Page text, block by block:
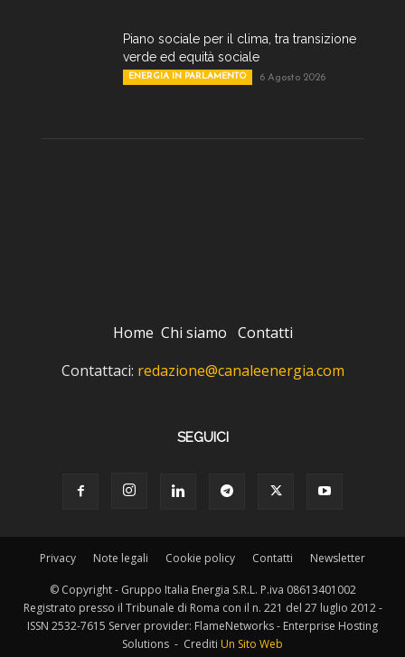
Piano sociale per il clima, tra transizione
verde ed equità sociale
ENERGIA IN PARLAMENTO 6 Agosto 2026
Home Chi siamo Contatti
Contattaci: redazione@canaleenergia.com
SEGUICI
Privacy Note legali Cookie policy Contatti Newsletter
© Copyright - Gruppo Italia Energia S.R.L. P.iva 08613401002
Registrato presso il Tribunale di Roma con il n. 221 del 27 luglio 2012 -
ISSN 2532-7615 Server provider: FlameNetworks - Enterprise Hosting
Solutions - Crediti Un Sito Web